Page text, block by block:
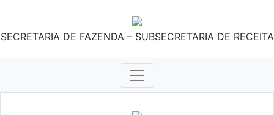
SECRETARIA DE FAZENDA – SUBSECRETARIA DE RECEITA